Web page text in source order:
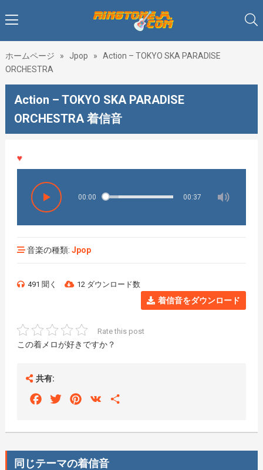
ホームページ » Jpop »
Action – TOKYO SKA PARADISE
ORCHESTRA
Action – TOKYO SKA PARADISE
ORCHESTRA 着信音
00:00 00:37
音楽の種類: Jpop
491 聞く 12 ダウンロード数
着信音をダウンロード
Rate this post
この着メロが好きですか？
共有:
FacebookTwitterPinterest
VK
同じテーマの着信音